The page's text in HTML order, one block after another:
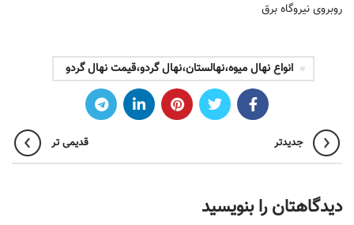
روبروی نیروگاه برق
انواع نهال میوه،نهالستان،نهال گردو،قیمت نهال گردو
جدیدتر قدیمی تر
دیدگاهتان را بنویسید